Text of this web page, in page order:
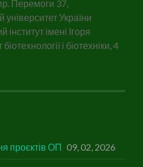
Перемоги 37,
університет України
інститут імені Ігоря
і біотехніки, 4
проєктів ОП 09, 02, 2026